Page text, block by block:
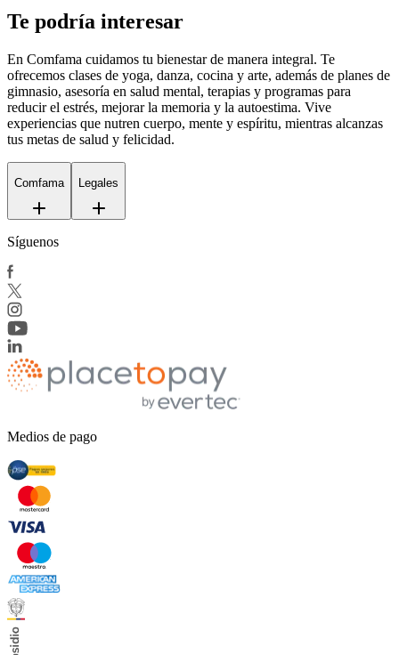
Te podría interesar
En Comfama cuidamos tu bienestar de manera integral. Te
ofrecemos clases de yoga, danza, cocina y arte, además de planes de
gimnasio, asesoría en salud mental, terapias y programas para
reducir el estrés, mejorar la memoria y la autoestima. Vive
experiencias que nutren cuerpo, mente y espíritu, mientras alcanzas
tus metas de salud y felicidad.
Comfama Legales
Síguenos
Medios de pago